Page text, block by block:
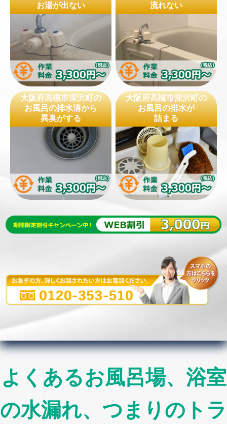
お湯が出ない
流れない
大阪府高槻市深沢町の
お風呂の排水溝から
異臭がする
大阪府高槻市深沢町の
お風呂の排水が
詰まる
よくあるお風呂場、浴室
の水漏れ、つまりのトラ